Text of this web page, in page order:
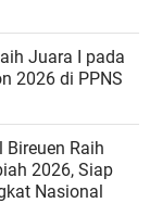
Juara I pada
2026 di PPNS
Raih
2026, Siap
Nasional